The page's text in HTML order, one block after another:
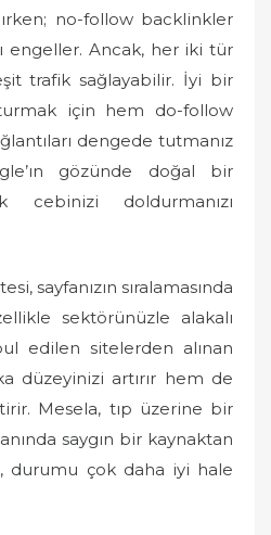
no-follow backlinkler
engeller. Ancak, her iki tür
trafik sağlayabilir. İyi bir
için hem do-follow
dengede tutmanız
gözünde doğal bir
cebinizi doldurmanızı
sayfanızın sıralamasında
sektörünüzle alakalı
edilen sitelerden alınan
düzeyinizi artırır hem de
Mesela, tıp üzerine bir
saygın bir kaynaktan
durumu çok daha iyi hale